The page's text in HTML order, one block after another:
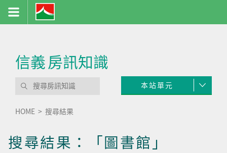
信義房訊知識
本站單元
HOME 搜尋結果
搜尋結果：「圖書館」